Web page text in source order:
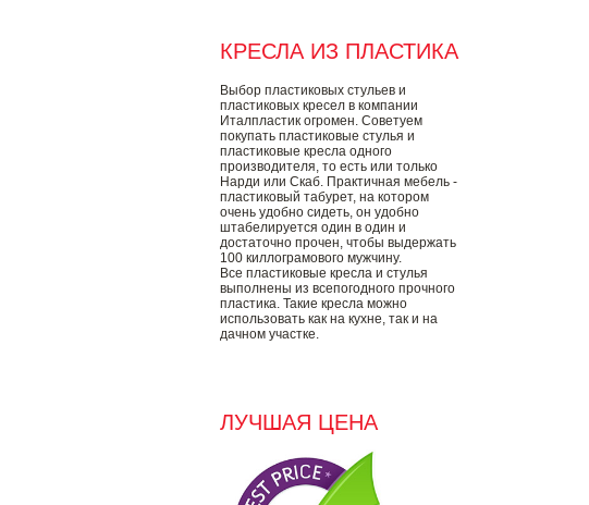
КРЕСЛА ИЗ ПЛАСТИКА
Выбор пластиковых стульев и
пластиковых кресел в компании
Италпластик огромен. Советуем
покупать пластиковые стулья и
пластиковые кресла одного
производителя, то есть или только
Нарди или Скаб. Практичная мебель -
пластиковый табурет, на котором
очень удобно сидеть, он удобно
штабелируется один в один и
достаточно прочен, чтобы выдержать
100 киллограмового мужчину.
Все пластиковые кресла и стулья
выполнены из всепогодного прочного
пластика. Такие кресла можно
использовать как на кухне, так и на
дачном участке.
ЛУЧШАЯ ЦЕНА